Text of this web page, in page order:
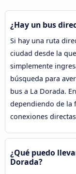
¿Hay un bus
Si hay una ruta
ciudad desde la
simplemente
búsqueda para
bus a La Dorada.
dependiendo de la
conexiones
¿Qué puedo
Dorada?